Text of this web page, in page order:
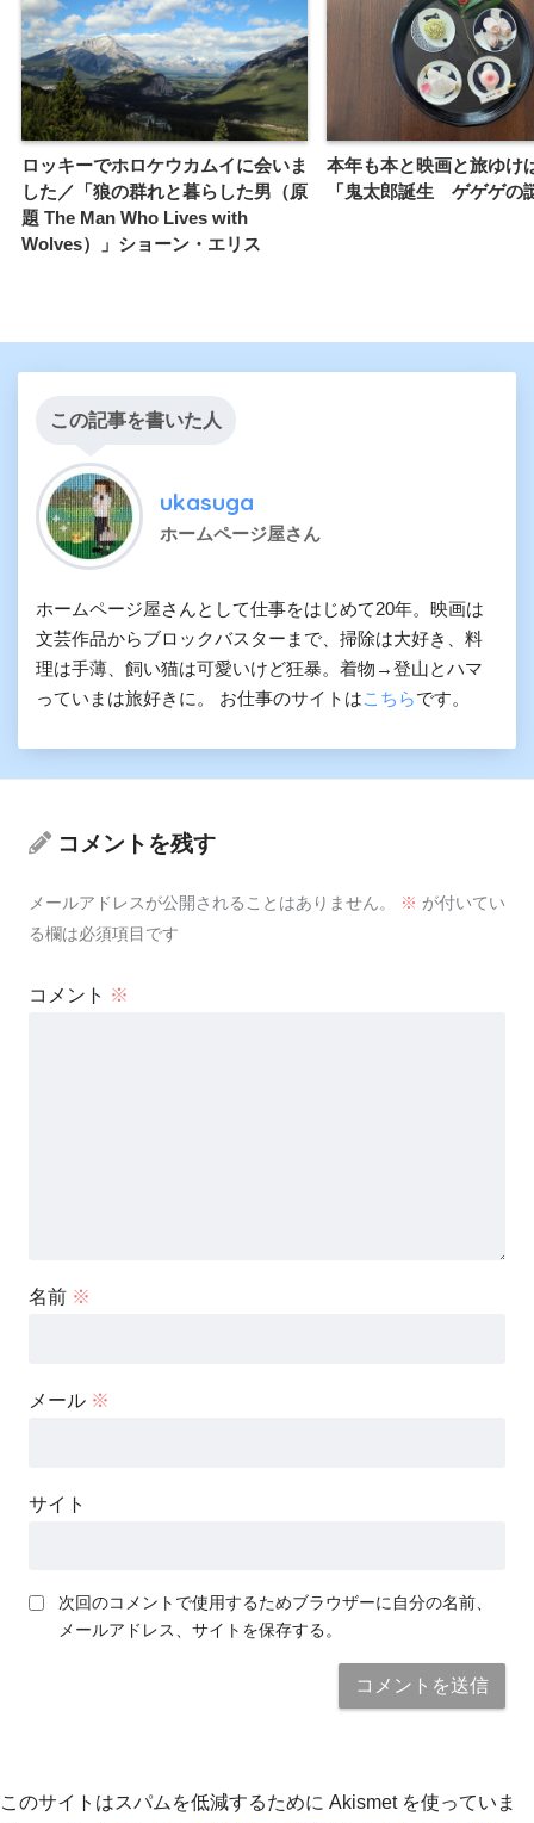
ロッキーでホロケウカムイに会いま
した／「狼の群れと暮らした男（原
題 The Man Who Lives with
Wolves）」ショーン・エリス
本年も本と映画と旅ゆけ
「鬼太郎誕生 ゲゲゲの
この記事を書いた人
ukasuga
ホームページ屋さん
ホームページ屋さんとして仕事をはじめて20年。映画は
文芸作品からブロックバスターまで、掃除は大好き、料
理は手薄、飼い猫は可愛いけど狂暴。着物→登山とハマ
っていまは旅好きに。 お仕事のサイトはこちらです。
コメントを残す
メールアドレスが公開されることはありません。 ※ が付いてい
る欄は必須項目です
コメント ※
名前 ※
メール ※
サイト
次回のコメントで使用するためブラウザーに自分の名前、
メールアドレス、サイトを保存する。
このサイトはスパムを低減するために Akismet を使っていま